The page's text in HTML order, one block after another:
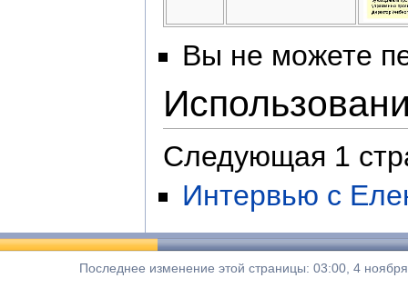
Вы не можете
Следующая 1
Интервью с
Последнее изменение этой страницы: 03:00, 4